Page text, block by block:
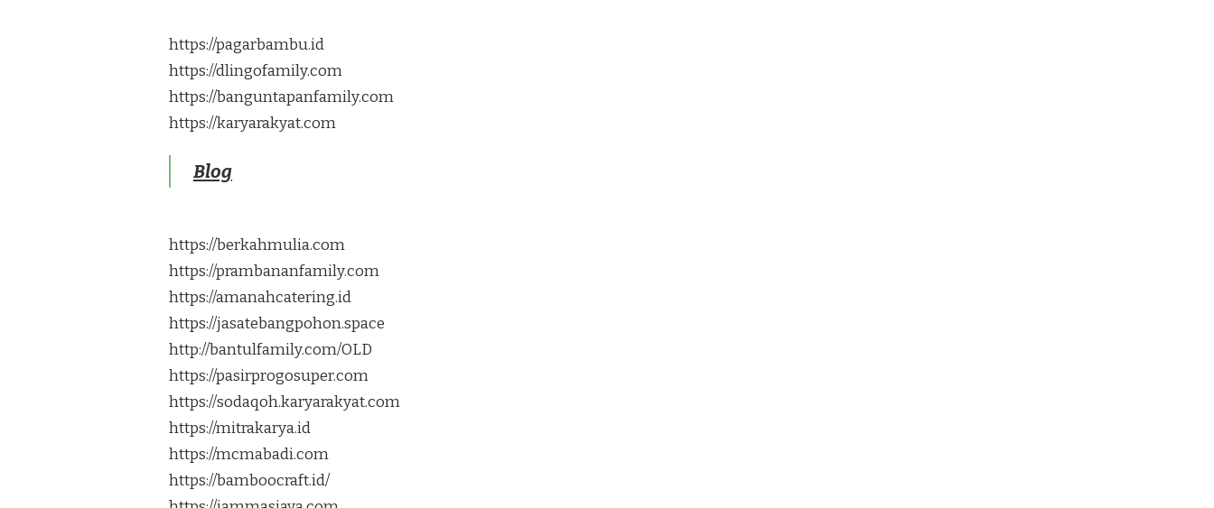
https://pagarbambu.id
https://dlingofamily.com
https://banguntapanfamily.com
https://karyarakyat.com
Blog
https://berkahmulia.com
https://prambananfamily.com
https://amanahcatering.id
https://jasatebangpohon.space
http://bantulfamily.com/OLD
https://pasirprogosuper.com
https://sodaqoh.karyarakyat.com
https://mitrakarya.id
https://mcmabadi.com
https://bamboocraft.id/